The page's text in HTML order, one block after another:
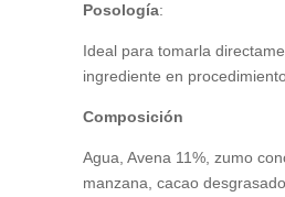
Posología:
Ideal para tomarla
ingrediente en
Composición
Agua, Avena 11%, zumo
manzana, cacao